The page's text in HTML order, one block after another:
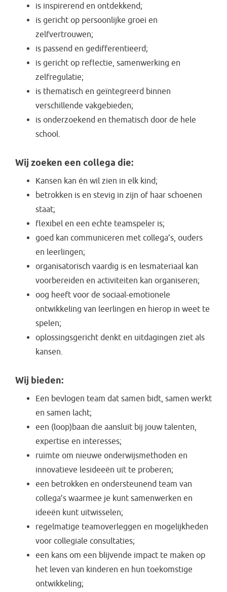
is inspirerend en ontdekkend;
is gericht op persoonlijke groei en
zelfvertrouwen;
is passend en gedifferentieerd;
is gericht op reflectie, samenwerking en
zelfregulatie;
is thematisch en geïntegreerd binnen
verschillende vakgebieden;
is onderzoekend en thematisch door de hele
school.
Wij zoeken een collega die:
Kansen kan én wil zien in elk kind;
betrokken is en stevig in zijn of haar schoenen
staat;
flexibel en een echte teamspeler is;
goed kan communiceren met collega’s, ouders
en leerlingen;
organisatorisch vaardig is en lesmateriaal kan
voorbereiden en activiteiten kan organiseren;
oog heeft voor de sociaal-emotionele
ontwikkeling van leerlingen en hierop in weet te
spelen;
oplossingsgericht denkt en uitdagingen ziet als
kansen.
Wij bieden:
Een bevlogen team dat samen bidt, samen werkt
en samen lacht;
een (loop)baan die aansluit bij jouw talenten,
expertise en interesses;
ruimte om nieuwe onderwijsmethoden en
innovatieve lesideeën uit te proberen;
een betrokken en ondersteunend team van
collega’s waarmee je kunt samenwerken en
ideeën kunt uitwisselen;
regelmatige teamoverleggen en mogelijkheden
voor collegiale consultaties;
een kans om een blijvende impact te maken op
het leven van kinderen en hun toekomstige
ontwikkeling;